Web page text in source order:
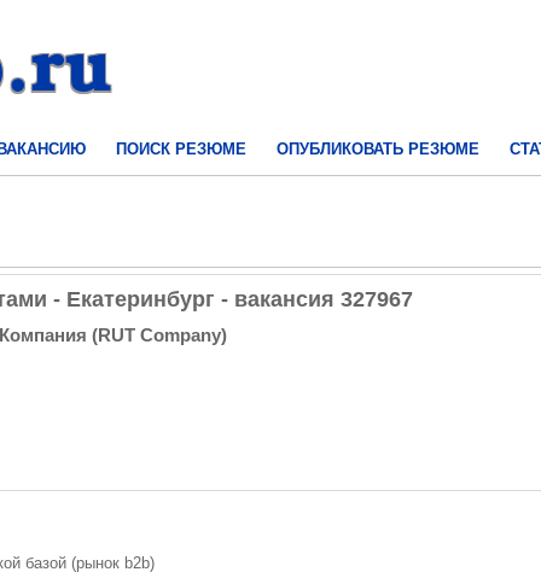
ПОИСК РЕЗЮМЕ ОПУБЛИКОВАТЬ РЕЗЮМЕ
- Екатеринбург - вакансия 327967
(RUT Company)
базой (рынок b2b)